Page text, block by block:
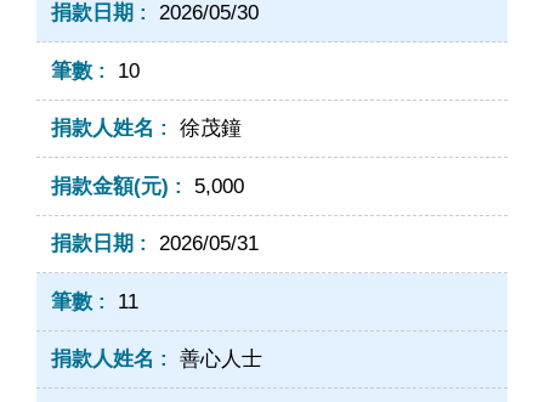
2026/05/30
10
徐茂鐘
5,000
2026/05/31
11
善心人士